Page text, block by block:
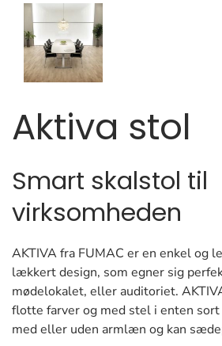
Aktiva stol
Smart skalstol til
virksomheden
AKTIVA fra FUMAC er en enkel og
lækkert design, som egner sig
mødelokalet, eller auditoriet.
flotte farver og med stel i enten
med eller uden armlæn og kan